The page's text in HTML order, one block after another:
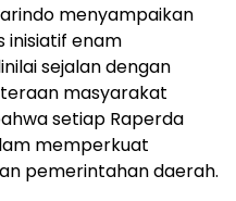
menyampaikan
inisiatif enam
sejalan dengan
masyarakat
setiap Raperda
memperkuat
pemerintahan daerah.